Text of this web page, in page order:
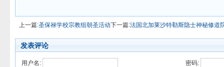
上一篇:圣保禄学校宗教组朝圣活动下一篇:法国北加莱沙特勒斯隐士神秘修道
发表评论
用户名:
密码: